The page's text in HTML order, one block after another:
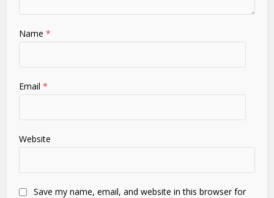
Name*
Email*
Website
Save my name, email, and website in this browser for